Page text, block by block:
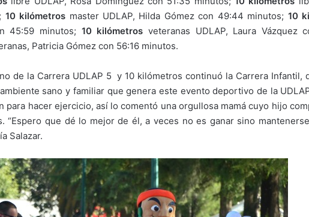
10 kilómetros master UDLAP, Hilda Gómez con 49:44 minutos; 10
45:59 minutos; 10 kilómetros veteranas UDLAP, Laura Vázquez
Patricia Gómez con 56:16 minutos.
de la Carrera UDLAP 5 y 10 kilómetros continuó la Carrera Infantil,
sano y familiar que genera este evento deportivo de la
para hacer ejercicio, así lo comentó una orgullosa mamá cuyo hijo
“Espero que dé lo mejor de él, a veces no es ganar sino
Salazar.